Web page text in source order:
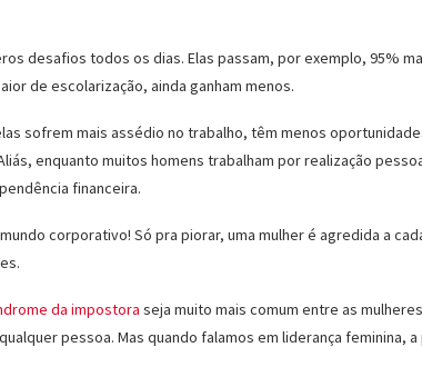
desafios todos os dias. Elas passam, por exemplo, 95%
de escolarização, ainda ganham menos.
sofrem mais assédio no trabalho, têm menos
enquanto muitos homens trabalham por realização
financeira.
corporativo! Só pra piorar, uma mulher é agredida a
da impostora seja muito mais comum entre as
pessoa. Mas quando falamos em liderança feminina,